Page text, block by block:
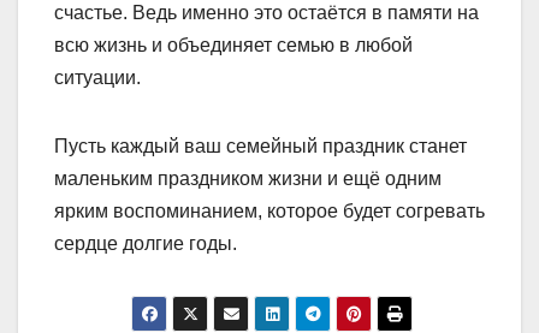
счастье. Ведь именно это остаётся в памяти на
всю жизнь и объединяет семью в любой
ситуации.
Пусть каждый ваш семейный праздник станет
маленьким праздником жизни и ещё одним
ярким воспоминанием, которое будет согревать
сердце долгие годы.